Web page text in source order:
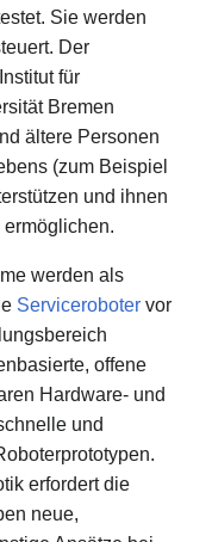
Sie werden
Der
für
Bremen
ältere Personen
(zum Beispiel
und ihnen
werden als
Serviceroboter vor
offene
Hardware- und
und
erfordert die
neue,